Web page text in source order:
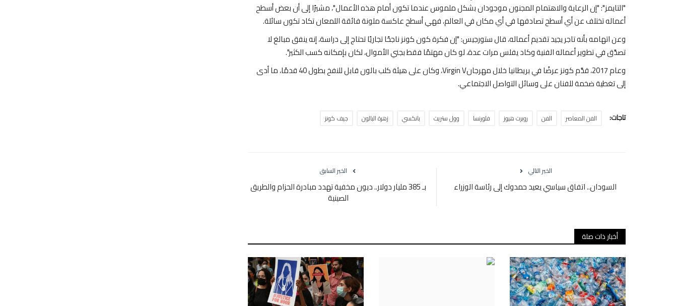
"التايمز": "إن الرعاية والاهتمام المجنون موجودان بشكل ملموس عندما تكون أمام هذه الأعمال"، مشيرًا إلى أن بعض أسطح
أعماله تختلف عن أي أسطح تصادفها في أي مكان في العالم، فهي أسطح عاكسة ملونة فائقة اللمعان تكاد تكون سائلة.
وعن اتهامه بأنه تاجر يجيد تقديم أعماله، قال ستورجيس: "إن فكرة كون كونز ناجحًا تجاريًا تحتاج إلى دراسة، إنه ينفق مبالغ لا
تصدَّق في تطوير أعماله الفنية وكاد يفلس مرات عدة، لو كان مهتمًا فقط بجني الأموال، لكان بإمكانه كسب الكثير".
وعام 2017، قدَّم كونز عرضًا في بريطانيا خلال مهرجانVirgin V، وكان على هيئة كلب بالون قابل للنفخ بطول 40 قدمًا، ما أدى
إلى تغطية ضخمة للفنان على وسائل التواصل الاجتماعي.
تاجات: الفن المعاصر الفن روبرت هيوز فلورنسا وول ستريت بانكسي زهرة البالون جيف كونز
الخبر السابق
بـ 385 مليار دولار.. ديون مخفية تهدد مبادرة الحزام والطريق
الصينية
الخبر التالي
السودان.. اتفاق سياسي يعيد حمدوك إلى رئاسة الوزراء
أخبار ذات صلة